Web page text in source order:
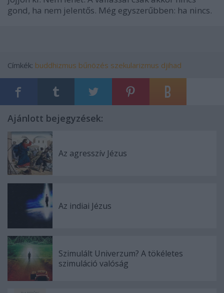
gond, ha nem jelentős. Még egyszerűbben: ha nincs.
Címkék: buddhizmus bűnözés szekularizmus djihad
Ajánlott bejegyzések:
Az agresszív Jézus
Az indiai Jézus
Szimulált Univerzum? A tökéletes
szimuláció valóság